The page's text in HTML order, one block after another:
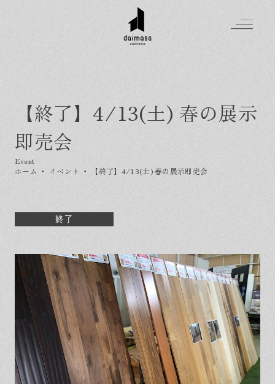
【終了】4/13(土) 春の展示
即売会
ホーム ・ イベント ・ 【終了】4/13(土) 春の展示即売会
終了
Greeting
はじめましての方へ
Made in DAIMASA
私たちの想い
素材のこだわり
家づくりの流れ
保証とサポート
ヒノキプロジェクト
For customer
スタイル集
気軽に相談会
よくある質問
お客様の声
木材辞典
お知らせ
Company
スタッフ紹介
採用情報
資料請求
お問い合わせ